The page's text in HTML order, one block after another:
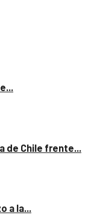
de Chile frente...
a la...